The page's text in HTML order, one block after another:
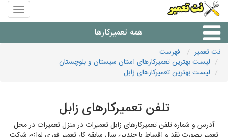
منوی
سایت
تعمیر
همه تعمیرکارها
شرکت های تعمیرات لوازم
نت تعمیر
فهرست
لیست بهترین تعمیرکارهای استان سیستان و بلوچستان
لیست بهترین تعمیرکارهای زابل
تلفن تعمیرکارهای زابل
آدرس و شماره تلفن تعمیرکارهای زابل تعمیرات در منزل تعمیرات در محل